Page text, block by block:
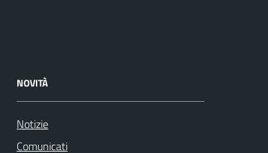
NOVITÀ
Notizie
Comunicati